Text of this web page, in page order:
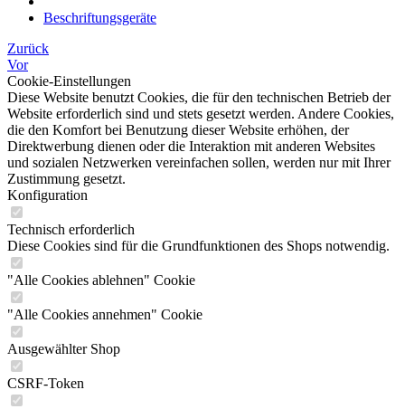
Beschriftungsgeräte
Zurück
Vor
Cookie-Einstellungen
Diese Website benutzt Cookies, die für den technischen Betrieb der
Website erforderlich sind und stets gesetzt werden. Andere Cookies,
die den Komfort bei Benutzung dieser Website erhöhen, der
Direktwerbung dienen oder die Interaktion mit anderen Websites
und sozialen Netzwerken vereinfachen sollen, werden nur mit Ihrer
Zustimmung gesetzt.
Konfiguration
Technisch erforderlich
Diese Cookies sind für die Grundfunktionen des Shops notwendig.
"Alle Cookies ablehnen" Cookie
"Alle Cookies annehmen" Cookie
Ausgewählter Shop
CSRF-Token